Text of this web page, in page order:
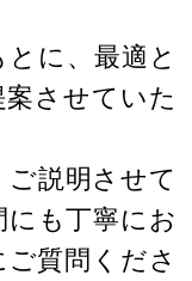
に、最適と
させていた
説明させて
も丁寧にお
質問くださ